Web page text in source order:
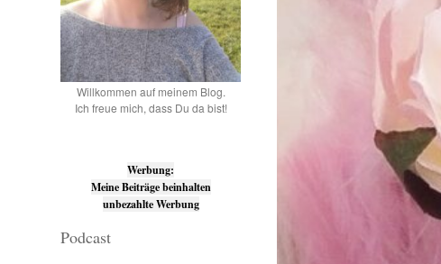
Willkommen auf meinem Blog.
Ich freue mich, dass Du da bist!
Werbung:
Meine Beiträge beinhalten
unbezahlte Werbung
Podcast